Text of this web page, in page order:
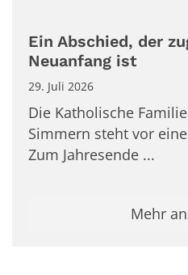
Ein Abschied, der
Neuanfang ist
29. Juli 2026
Die Katholische
Simmern steht vor
Zum Jahresende ...
Mehr